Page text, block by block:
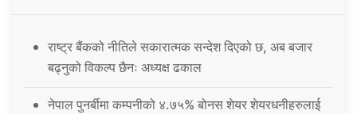
राष्ट्र बैंकको नीतिले सकारात्मक सन्देश दिएको छ, अब बजार
बढ्नुको विकल्प छैनः अध्यक्ष ढकाल
नेपाल पुनर्बीमा कम्पनीको ४.७५% बोनस शेयर शेयरधनीहरुलाई